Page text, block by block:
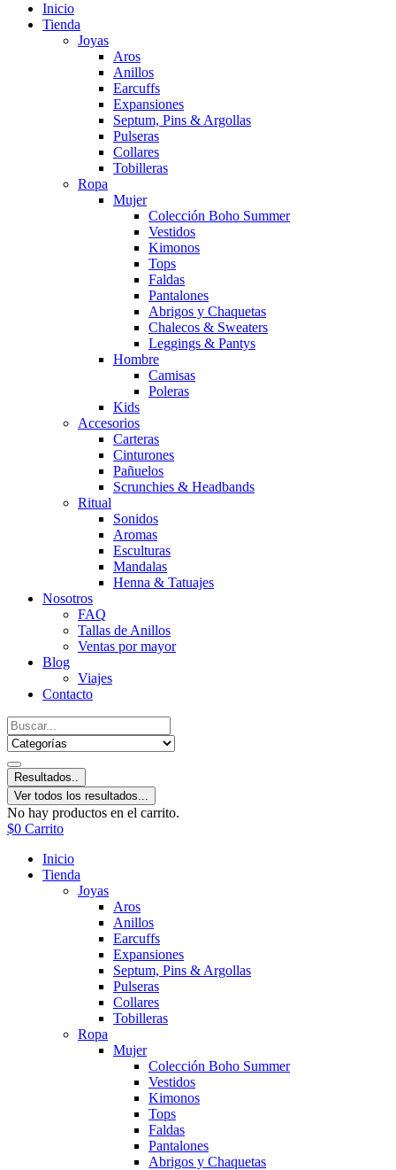
Inicio
Tienda
Joyas
Aros
Anillos
Earcuffs
Expansiones
Septum, Pins & Argollas
Pulseras
Collares
Tobilleras
Ropa
Mujer
Colección Boho Summer
Vestidos
Kimonos
Tops
Faldas
Pantalones
Abrigos y Chaquetas
Chalecos & Sweaters
Leggings & Pantys
Hombre
Camisas
Poleras
Kids
Accesorios
Carteras
Cinturones
Pañuelos
Scrunchies & Headbands
Ritual
Sonidos
Aromas
Esculturas
Mandalas
Henna & Tatuajes
Nosotros
FAQ
Tallas de Anillos
Ventas por mayor
Blog
Viajes
Contacto
Resultados..
Ver todos los resultados...
No hay productos en el carrito.
$0 Carrito
Inicio
Tienda
Joyas
Aros
Anillos
Earcuffs
Expansiones
Septum, Pins & Argollas
Pulseras
Collares
Tobilleras
Ropa
Mujer
Colección Boho Summer
Vestidos
Kimonos
Tops
Faldas
Pantalones
Abrigos y Chaquetas